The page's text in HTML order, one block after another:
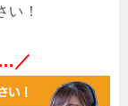
い！
／